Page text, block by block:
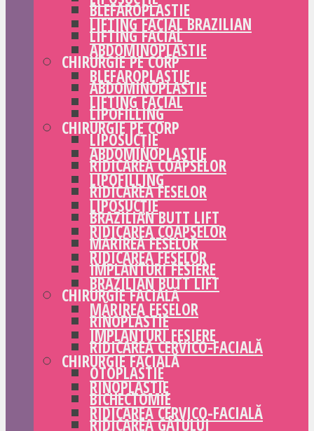
BLEFAROPLASTIE
LIFTING FACIAL
CHIRURGIE PE CORP
ABDOMINOPLASTIE
LIPOFILLING
LIPOSUCȚIE
RIDICAREA COAPSELOR
RIDICAREA FESELOR
BRAZILIAN BUTT LIFT
MĂRIREA FESELOR
IMPLANTURI FESIERE
CHIRURGIE FACIALĂ
RINOPLASTIE
RIDICAREA CERVICO-FACIALĂ
OTOPLASTIE
BICHECTOMIE
RIDICAREA GÂTULUI
LIFTING FACIAL BRAZILIAN
ABDOMINOPLASTIE
BLEFAROPLASTIE
LIFTING FACIAL
CHIRURGIE PE CORP
ABDOMINOPLASTIE
LIPOFILLING
LIPOSUCȚIE
RIDICAREA COAPSELOR
RIDICAREA FESELOR
BRAZILIAN BUTT LIFT
MĂRIREA FESELOR
IMPLANTURI FESIERE
CHIRURGIE FACIALĂ
RINOPLASTIE
RIDICAREA CERVICO-FACIALĂ